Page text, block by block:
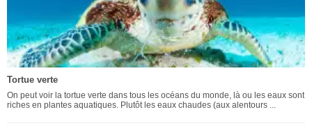
Tortue verte
On peut voir la tortue verte dans tous les océans du monde, là ou les eaux sont
riches en plantes aquatiques. Plutôt les eaux chaudes (aux alentours ...